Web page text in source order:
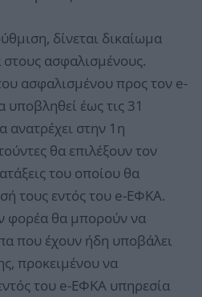
δίνεται δικαίωμα
ασφαλισμένους.
ασφαλισμένου προς τον e-
έως τις 31
ανατρέχει στην 1η
θα επιλέξουν τον
του οποίου θα
τους εντός του e-ΕΦΚΑ.
φορέα θα μπορούν να
που έχουν ήδη υποβάλει
προκειμένου να
του e-ΕΦΚΑ υπηρεσία